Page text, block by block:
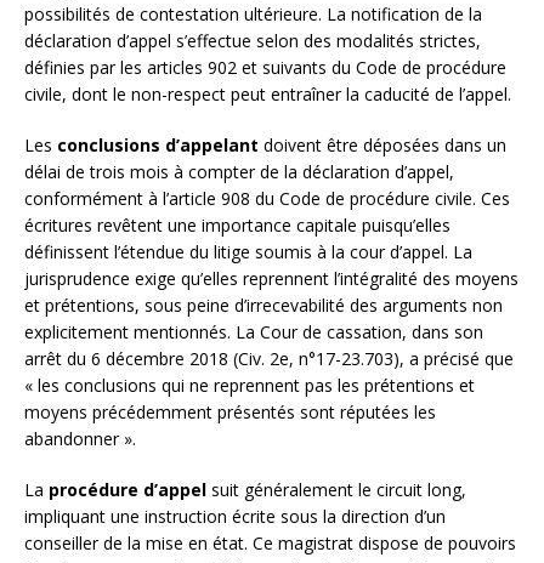
possibilités de contestation ultérieure. La notification de la
déclaration d’appel s’effectue selon des modalités strictes,
définies par les articles 902 et suivants du Code de procédure
civile, dont le non-respect peut entraîner la caducité de l’appel.
Les conclusions d’appelant doivent être déposées dans un
délai de trois mois à compter de la déclaration d’appel,
conformément à l’article 908 du Code de procédure civile. Ces
écritures revêtent une importance capitale puisqu’elles
définissent l’étendue du litige soumis à la cour d’appel. La
jurisprudence exige qu’elles reprennent l’intégralité des moyens
et prétentions, sous peine d’irrecevabilité des arguments non
explicitement mentionnés. La Cour de cassation, dans son
arrêt du 6 décembre 2018 (Civ. 2e, n°17-23.703), a précisé que
« les conclusions qui ne reprennent pas les prétentions et
moyens précédemment présentés sont réputées les
abandonner ».
La procédure d’appel suit généralement le circuit long,
impliquant une instruction écrite sous la direction d’un
conseiller de la mise en état. Ce magistrat dispose de pouvoirs